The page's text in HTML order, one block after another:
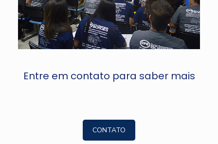
Entre em contato para saber mais
CONTATO